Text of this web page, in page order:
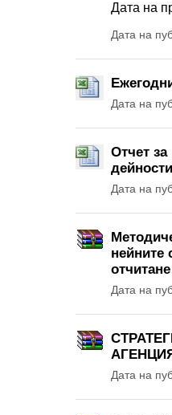
Дата на
Дата на
Дата на
Отчет за
Дата на
нейните
Дата на
АГЕНЦИЯ
Дата на